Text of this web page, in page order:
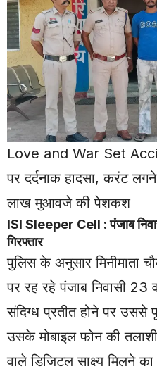
Love and War Set
पर दर्दनाक हादसा, करंट
लाख मुआवजे की पेशकश
ISI Sleeper Cell : पंजाब
गिरफ्तार
पुलिस के अनुसार मिनीमाता
पर रह रहे पंजाब निवासी 23
संदिग्ध प्रतीत होने पर उससे
उसके मोबाइल फोन की
वाले डिजिटल साक्ष्य मिलने का